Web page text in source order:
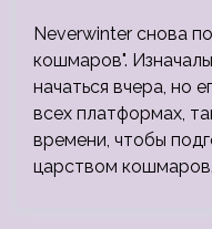
Neverwinter снова
кошмаров".
начаться вчера, но
всех платформах,
времени, чтобы
царством кошмаров.